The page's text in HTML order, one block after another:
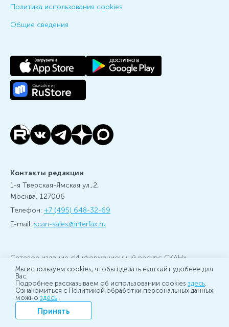
Политика использования cookies
Общие сведения
Сетевое издание «Информационный ресурс СКАН».
Зарегистрировано 26 июля 2019 года Федеральной
службой по надзору в сфере связи, информационных
технологий и массовых коммуникаций (Роскомнадзор) за
номером ЭЛ № ФС 77 - 76379
Учредитель: АО «Информационное агентство Интерфакс»,
главный редактор: Игорь Балдынов
Контакты редакции
1-я Тверская-Ямская ул.,2,
Москва, 127006
Телефон: +7 (495) 648-32-69
E-mail: scan-sales@interfax.ru
Мы используем cookies, чтобы сделать наш сайт удобнее для
Вас.
Подробнее рассказываем об использовании cookies здесь.
Ознакомиться с Политикой обработки персональных данных
можно здесь.
Принять